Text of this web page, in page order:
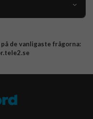
de vanligaste frågorna: